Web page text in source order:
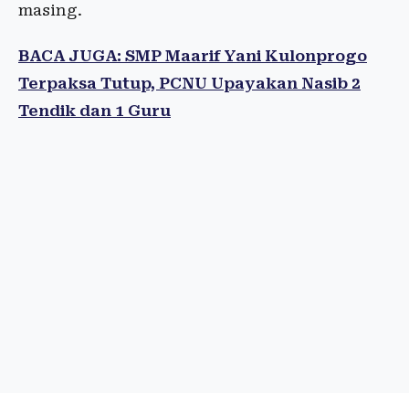
masing.
BACA JUGA: SMP Maarif Yani Kulonprogo
Terpaksa Tutup, PCNU Upayakan Nasib 2
Tendik dan 1 Guru